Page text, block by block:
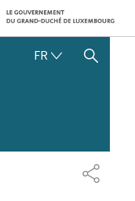
FRFRANÇAIS
AFFICHER / MASQUER